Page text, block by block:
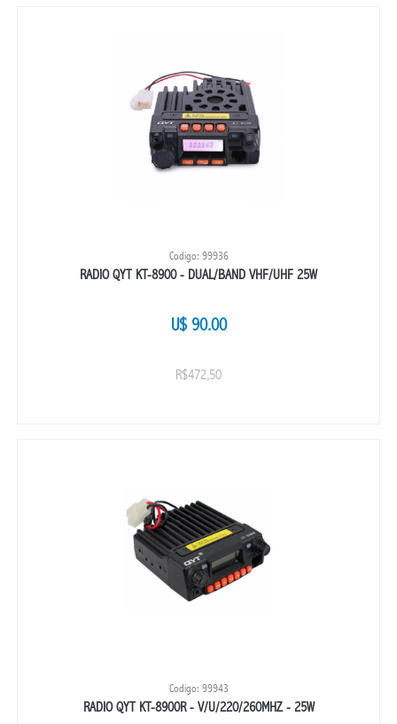
Codigo: 99936
RADIO QYT KT-8900 - DUAL/BAND VHF/UHF 25W
U$ 90.00
R$472,50
Codigo: 99943
RADIO QYT KT-8900R - V/U/220/260MHZ - 25W